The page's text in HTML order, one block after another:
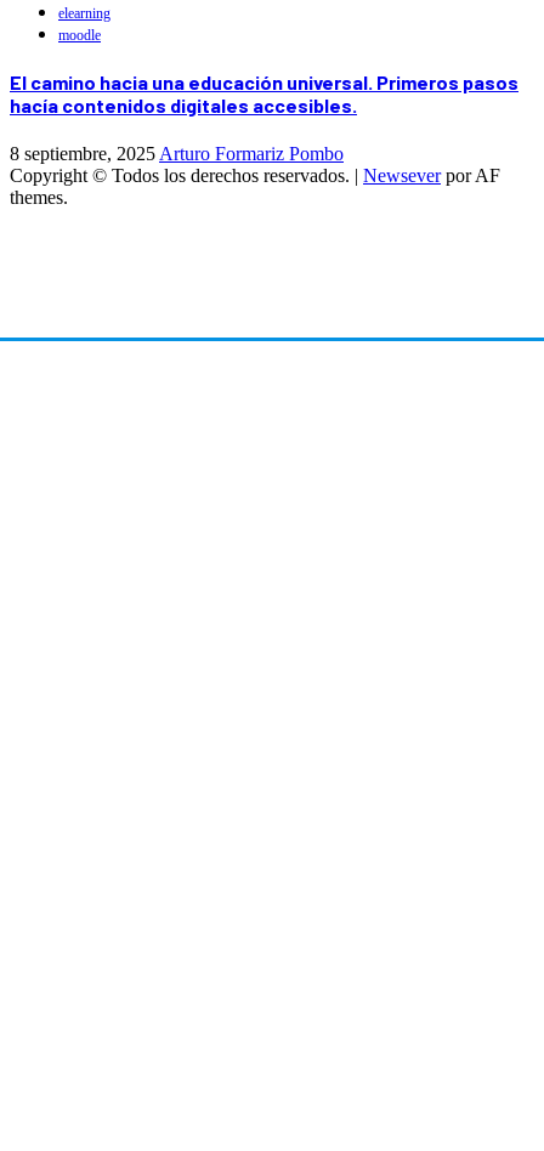
elearning
moodle
El camino hacia una educación universal. Primeros pasos
hacía contenidos digitales accesibles.
8 septiembre, 2025 Arturo Formariz Pombo
Copyright © Todos los derechos reservados. | Newseverpor AF
themes.